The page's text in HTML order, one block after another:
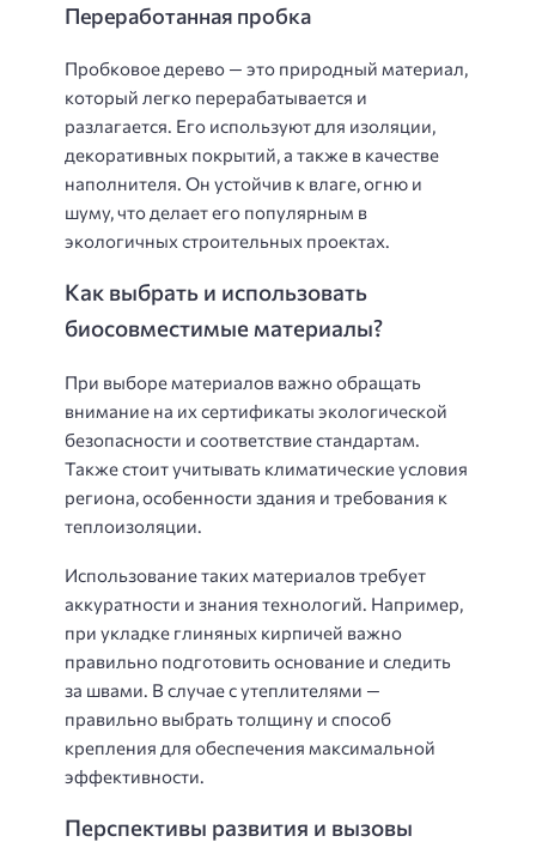
Переработанная пробка
Пробковое дерево — это природный материал,
который легко перерабатывается и
разлагается. Его используют для изоляции,
декоративных покрытий, а также в качестве
наполнителя. Он устойчив к влаге, огню и
шуму, что делает его популярным в
экологичных строительных проектах.
Как выбрать и использовать
биосовместимые материалы?
При выборе материалов важно обращать
внимание на их сертификаты экологической
безопасности и соответствие стандартам.
Также стоит учитывать климатические условия
региона, особенности здания и требования к
теплоизоляции.
Использование таких материалов требует
аккуратности и знания технологий. Например,
при укладке глиняных кирпичей важно
правильно подготовить основание и следить
за швами. В случае с утеплителями —
правильно выбрать толщину и способ
крепления для обеспечения максимальной
эффективности.
Перспективы развития и вызовы